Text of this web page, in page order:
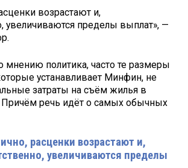
возрастают и,
увеличиваются пределы выплат», —
мнению политика, часто те размеры
устанавливает Минфин, не
затраты на съём жилья в
Причём речь идёт о самых обычных
расценки возрастают и,
увеличиваются пределы